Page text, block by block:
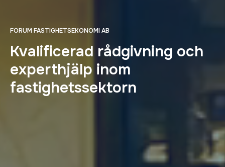
FORUM FASTIGHETSEKONOMI AB
Kvalificerad rådgivning och
experthjälp inom
fastighetssektorn